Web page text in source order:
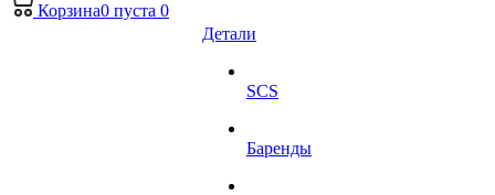
Корзина0 пуста 0
Детали
SCS
Баренды